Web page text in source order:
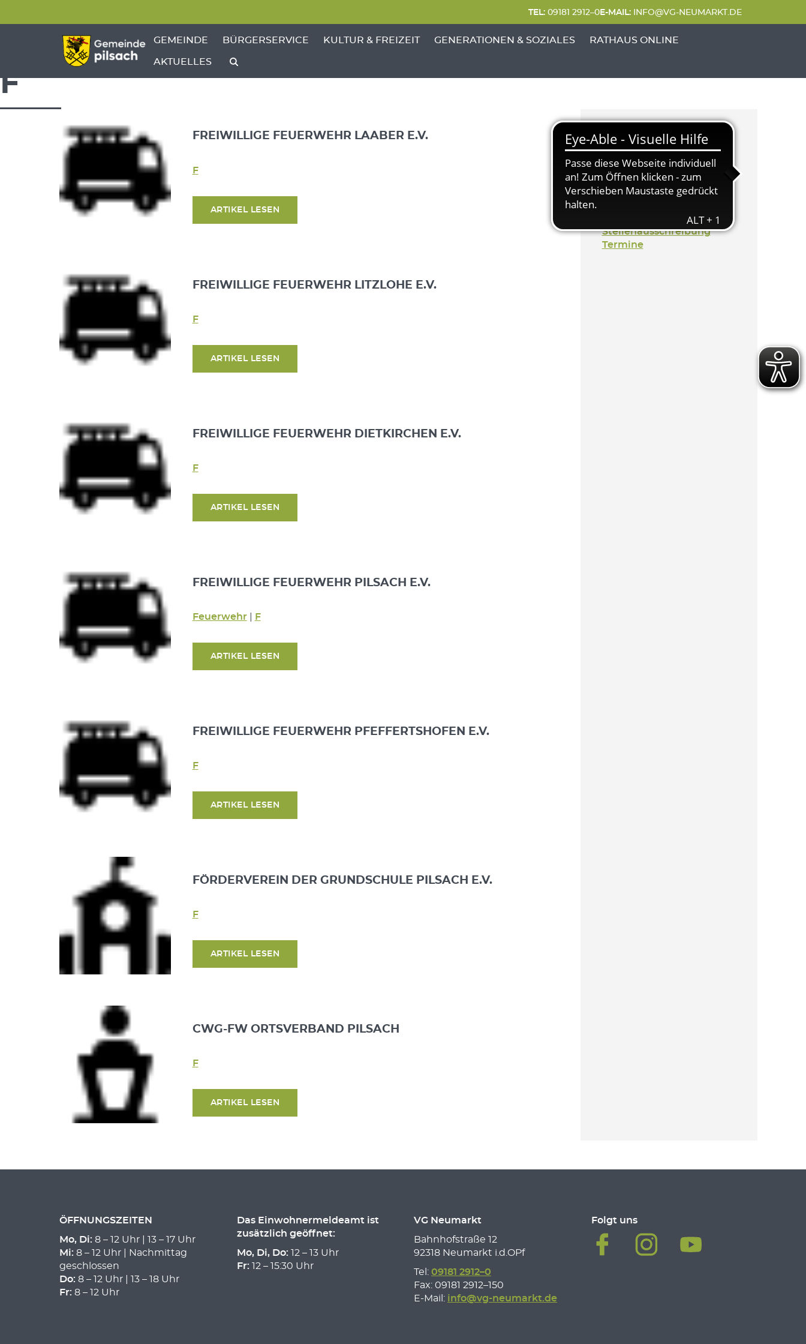
TEL:09181 2912–0E-MAIL:INFO@VG-NEUMARKT.DE
GEMEINDE
ZEIGE MENÜ-UNTERPUNKTE VON 'GEMEINDE'
BÜRGERSERVICE
ZEIGE MENÜ-UNTERPUNKTE VON 'BÜRGERSERVICE'
KULTUR & FREIZEIT GENERATIONEN & SOZIALES RATHAUS ONLINE
AKTUELLES
F
FREIWILLIGE FEUERWEHR LAABER E.V.
F
ARTIKEL LESEN
FREIWILLIGE FEUERWEHR LITZLOHE E.V.
F
ARTIKEL LESEN
FREIWILLIGE FEUERWEHR DIETKIRCHEN E.V.
F
ARTIKEL LESEN
FREIWILLIGE FEUERWEHR PILSACH E.V.
Feuerwehr| F
ARTIKEL LESEN
FREIWILLIGE FEUERWEHR PFEFFERTSHOFEN E.V.
F
ARTIKEL LESEN
FÖRDERVEREIN DER GRUNDSCHULE PILSACH E.V.
F
ARTIKEL LESEN
CWG-FW ORTSVERBAND PILSACH
F
ARTIKEL LESEN
Kategorien
Aktuelles
Generation & Soziales
Stellenausschreibung
Termine
ÖFFNUNGSZEITEN
Mo, Di: 8 – 12 Uhr | 13 – 17 Uhr
Mi: 8 – 12 Uhr | Nachmittag
geschlossen
Do: 8 – 12 Uhr | 13 – 18 Uhr
Fr: 8 – 12 Uhr
Das Einwohnermeldeamt ist
zusätzlich geöffnet:
Mo, Di, Do: 12 – 13 Uhr
Fr: 12 – 15:30 Uhr
VG Neumarkt
Bahnhofstraße 12
92318 Neumarkt i.d.OPf
Tel: 09181 2912–0
Fax: 09181 2912–150
E-Mail: info@vg-neumarkt.de
Folgt uns